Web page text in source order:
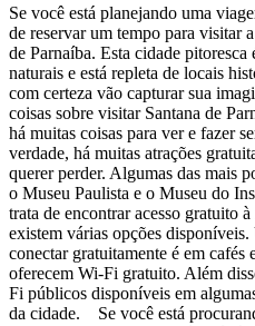
Se você está planejando uma
de reservar um tempo para visitar
de Parnaíba. Esta cidade pitoresca
naturais e está repleta de locais
com certeza vão capturar sua
coisas sobre visitar Santana de
há muitas coisas para ver e fazer
verdade, há muitas atrações
querer perder. Algumas das mais
o Museu Paulista e o Museu do
trata de encontrar acesso gratuito
existem várias opções
conectar gratuitamente é em cafés
oferecem Wi-Fi gratuito. Além
Fi públicos disponíveis em
da cidade. Se você está